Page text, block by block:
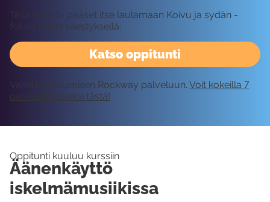
Katso oppitunti
Tällä tunnilla pääset itse laulamaan Koivu ja sydän -
foksia Marin säestyksellä.
Vaatii kirjautumisen Rockway palveluun. Voit kokeilla 7
päivää ilmaiseksi tästä!
Oppitunti kuuluu kurssiin
Äänenkäyttö
iskelmämusiikissa